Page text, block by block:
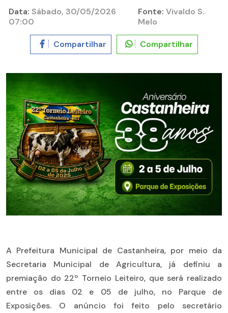
Data: Sábado, 30/05/2026
07:00
Fonte: Vivaldo S.
Melo
Compartilhar Compartilhar
A Prefeitura Municipal de Castanheira, por meio da
Secretaria Municipal de Agricultura, já definiu a
premiação do 22º Torneio Leiteiro, que será realizado
entre os dias 02 e 05 de julho, no Parque de
Exposições. O anúncio foi feito pelo secretário